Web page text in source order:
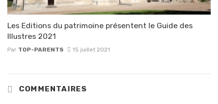
Les Editions du patrimoine présentent le Guide des
Illustres 2021
Par TOP-PARENTS 15 juillet 2021
COMMENTAIRES